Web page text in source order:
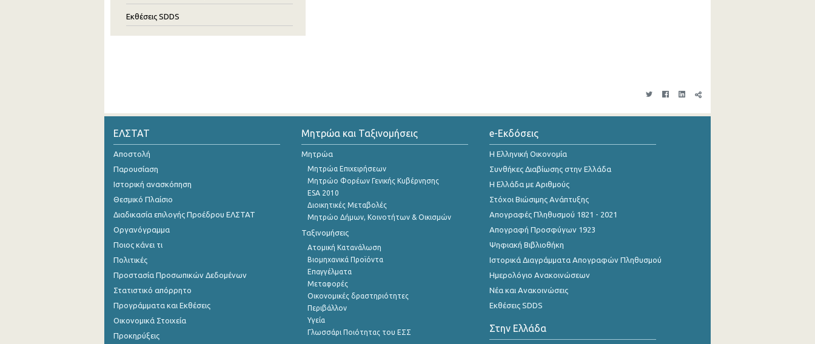
Εκθέσεις SDDS
ΕΛΣΤΑΤ
Αποστολή
Παρουσίαση
Ιστορική ανασκόπηση
Θεσμικό Πλαίσιο
Διαδικασία επιλογής Προέδρου ΕΛΣΤΑΤ
Οργανόγραμμα
Ποιος κάνει τι
Πολιτικές
Προστασία Προσωπικών Δεδομένων
Στατιστικό απόρρητο
Προγράμματα και Εκθέσεις
Οικονομικά Στοιχεία
Προκηρύξεις
Μητρώα και Ταξινομήσεις
Μητρώα
Μητρώα Επιχειρήσεων
Μητρώο Φορέων Γενικής Κυβέρνησης
ESA 2010
Διοικητικές Μεταβολές
Μητρώο Δήμων, Κοινοτήτων & Οικισμών
Ταξινομήσεις
Ατομική Κατανάλωση
Βιομηχανικά Προϊόντα
Επαγγέλματα
Μεταφορές
Οικονομικές δραστηριότητες
Περιβάλλον
Υγεία
Γλωσσάρι Ποιότητας του ΕΣΣ
e-Εκδόσεις
Η Ελληνική Οικονομία
Συνθήκες Διαβίωσης στην Ελλάδα
Η Ελλάδα με Αριθμούς
Στόχοι Βιώσιμης Ανάπτυξης
Απογραφές Πληθυσμού 1821 - 2021
Απογραφή Προσφύγων 1923
Ψηφιακή Βιβλιοθήκη
Ιστορικά Διαγράμματα Απογραφών Πληθυσμού
Ημερολόγιο Ανακοινώσεων
Νέα και Ανακοινώσεις
Εκθέσεις SDDS
Στην Ελλάδα